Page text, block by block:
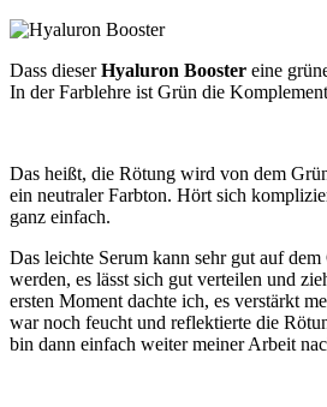
Dass dieserHyaluron Booster eine
In der Farblehre ist Grün die
Das heißt, die Rötung wird von dem
ein neutraler Farbton. Hört sich
ganz einfach.
Das leichte Serum kann sehr gut auf dem
werden, es lässt sich gut verteilen und
ersten Moment dachte ich, es verstärkt
war noch feucht und reflektierte die
bin dann einfach weiter meiner Arbeit